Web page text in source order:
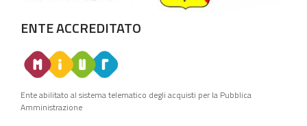
ENTE ACCREDITATO
Ente abilitato al sistema telematico degli acquisti per la Pubblica
Amministrazione